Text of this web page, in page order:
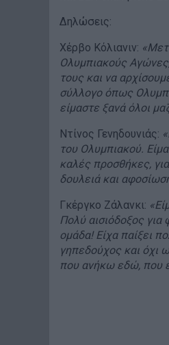
Δηλώσεις:
Χέρβο Κόλιανιν:
Ολυμπιακούς
τους και να
σύλλογο όπως
είμαστε ξανά όλοι
Ντίνος Γενηδουνιάς:
του Ολυμπιακού.
καλές προσθήκες,
δουλειά και
Γκέργκο Ζάλανκι:
Πολύ αισιόδοξος
ομάδα! Είχα παίξει
γηπεδούχος και όχι
που ανήκω εδώ, που